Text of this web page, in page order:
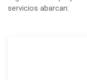
servicios abarcan: